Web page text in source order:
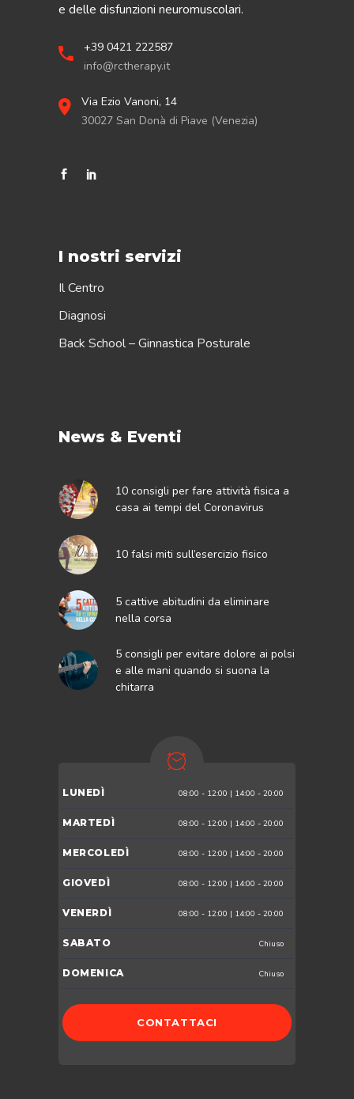
e delle disfunzioni neuromuscolari.
+39 0421 222587
info@rctherapy.it
Via Ezio Vanoni, 14
30027 San Donà di Piave (Venezia)
I nostri servizi
Il Centro
Diagnosi
Back School – Ginnastica Posturale
News & Eventi
10 consigli per fare attività fisica a
casa ai tempi del Coronavirus
10 falsi miti sull’esercizio fisico
5 cattive abitudini da eliminare
nella corsa
5 consigli per evitare dolore ai polsi
e alle mani quando si suona la
chitarra
LUNEDÌ 08:00 - 12:00 | 14:00 - 20:00
MARTEDÌ 08:00 - 12:00 | 14:00 - 20:00
MERCOLEDÌ 08:00 - 12:00 | 14:00 - 20:00
GIOVEDÌ 08:00 - 12:00 | 14:00 - 20:00
VENERDÌ 08:00 - 12:00 | 14:00 - 20:00
SABATO Chiuso
DOMENICA Chiuso
CONTATTACI